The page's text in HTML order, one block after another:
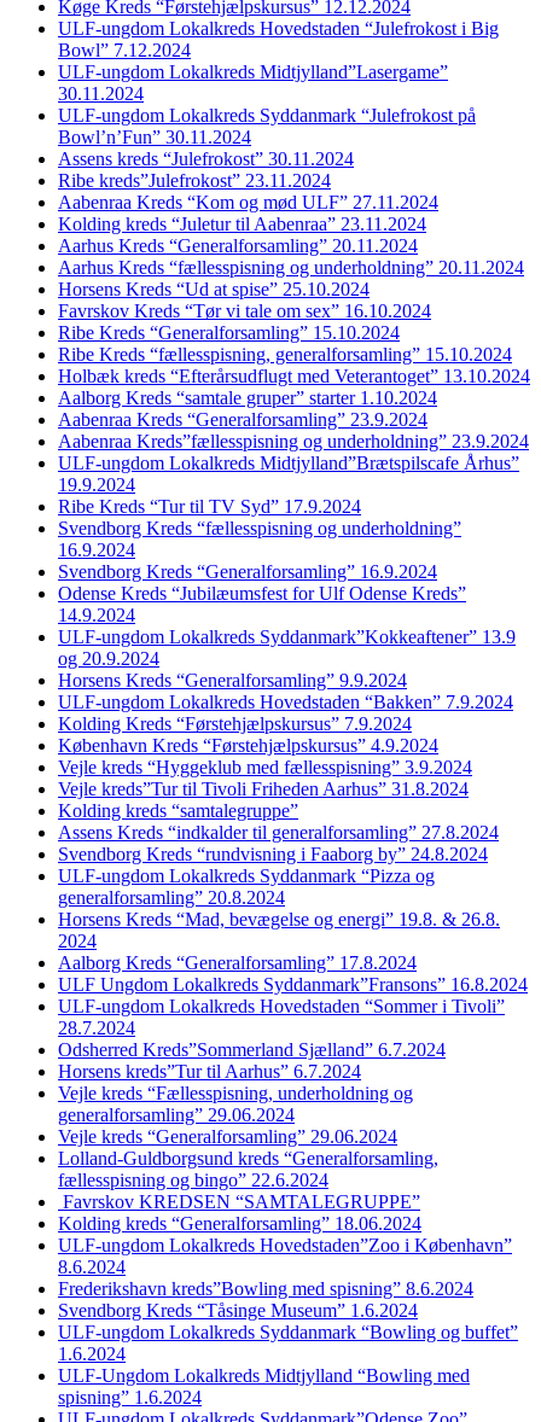
Køge Kreds “Førstehjælpskursus” 12.12.2024
ULF-ungdom Lokalkreds Hovedstaden “Julefrokost i Big
Bowl” 7.12.2024
ULF-ungdom Lokalkreds Midtjylland”Lasergame”
30.11.2024
ULF-ungdom Lokalkreds Syddanmark “Julefrokost på
Bowl’n’Fun” 30.11.2024
Assens kreds “Julefrokost” 30.11.2024
Ribe kreds”Julefrokost” 23.11.2024
Aabenraa Kreds “Kom og mød ULF” 27.11.2024
Kolding kreds “Juletur til Aabenraa” 23.11.2024
Aarhus Kreds “Generalforsamling” 20.11.2024
Aarhus Kreds “fællesspisning og underholdning” 20.11.2024
Horsens Kreds “Ud at spise” 25.10.2024
Favrskov Kreds “Tør vi tale om sex” 16.10.2024
Ribe Kreds “Generalforsamling” 15.10.2024
Ribe Kreds “fællesspisning, generalforsamling” 15.10.2024
Holbæk kreds “Efterårsudflugt med Veterantoget” 13.10.2024
Aalborg Kreds “samtale gruper” starter 1.10.2024
Aabenraa Kreds “Generalforsamling” 23.9.2024
Aabenraa Kreds”fællesspisning og underholdning” 23.9.2024
ULF-ungdom Lokalkreds Midtjylland”Brætspilscafe Århus”
19.9.2024
Ribe Kreds “Tur til TV Syd” 17.9.2024
Svendborg Kreds “fællesspisning og underholdning”
16.9.2024
Svendborg Kreds “Generalforsamling” 16.9.2024
Odense Kreds “Jubilæumsfest for Ulf Odense Kreds”
14.9.2024
ULF-ungdom Lokalkreds Syddanmark”Kokkeaftener” 13.9
og 20.9.2024
Horsens Kreds “Generalforsamling” 9.9.2024
ULF-ungdom Lokalkreds Hovedstaden “Bakken” 7.9.2024
Kolding Kreds “Førstehjælpskursus” 7.9.2024
København Kreds “Førstehjælpskursus” 4.9.2024
Vejle kreds “Hyggeklub med fællesspisning” 3.9.2024
Vejle kreds”Tur til Tivoli Friheden Aarhus” 31.8.2024
Kolding kreds “samtalegruppe”
Assens Kreds “indkalder til generalforsamling” 27.8.2024
Svendborg Kreds “rundvisning i Faaborg by” 24.8.2024
ULF-ungdom Lokalkreds Syddanmark “Pizza og
generalforsamling” 20.8.2024
Horsens Kreds “Mad, bevægelse og energi” 19.8. & 26.8.
2024
Aalborg Kreds “Generalforsamling” 17.8.2024
ULF Ungdom Lokalkreds Syddanmark”Fransons” 16.8.2024
ULF-ungdom Lokalkreds Hovedstaden “Sommer i Tivoli”
28.7.2024
Odsherred Kreds”Sommerland Sjælland” 6.7.2024
Horsens kreds”Tur til Aarhus” 6.7.2024
Vejle kreds “Fællesspisning, underholdning og
generalforsamling” 29.06.2024
Vejle kreds “Generalforsamling” 29.06.2024
Lolland-Guldborgsund kreds “Generalforsamling,
fællesspisning og bingo” 22.6.2024
Favrskov KREDSEN “SAMTALEGRUPPE”
Kolding kreds “Generalforsamling” 18.06.2024
ULF-ungdom Lokalkreds Hovedstaden”Zoo i København”
8.6.2024
Frederikshavn kreds”Bowling med spisning” 8.6.2024
Svendborg Kreds “Tåsinge Museum” 1.6.2024
ULF-ungdom Lokalkreds Syddanmark “Bowling og buffet”
1.6.2024
ULF-Ungdom Lokalkreds Midtjylland “Bowling med
spisning” 1.6.2024